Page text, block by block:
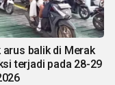
arus balik di Merak
terjadi pada 28-29